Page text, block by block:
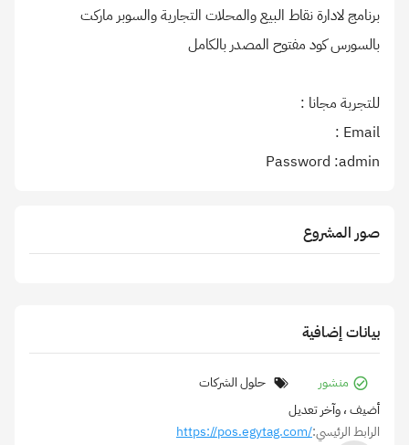
برنامج لادارة نقاط البيع والمحلات التجارية والسوبر ماركت
Password :admin
صور المشروع
بيانات إضافية
منشور
حلول الشركات
أضيف، وآخر تعديل
الرابط الرئيسي:https://pos.egytag.com/